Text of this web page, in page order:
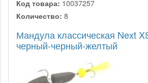
Код товара: 10037257
Количество: 8
Мандула классическая Next
черный-черный-желтый